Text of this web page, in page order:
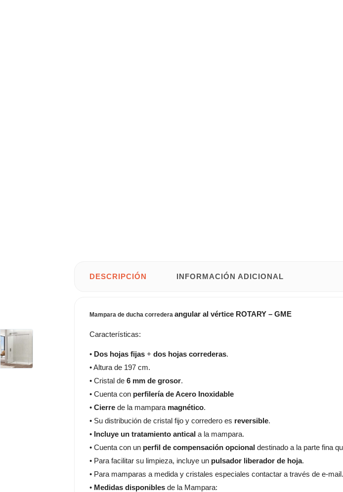
DESCRIPCIÓN INFORMACIÓN ADICIONAL
Mampara de ducha corredera angular al vértice ROTARY – GME
Características:
• Dos hojas fijas + dos hojas correderas.
• Altura de 197 cm.
• Cristal de 6 mm de grosor.
• Cuenta con perfilería de Acero Inoxidable
• Cierre de la mampara magnético.
• Su distribución de cristal fijo y corredero es reversible.
• Incluye un tratamiento antical a la mampara.
• Cuenta con un perfil de compensación opcional destinado a la parte fina
• Para facilitar su limpieza, incluye un pulsador liberador de hoja.
• Para mamparas a medida y cristales especiales contactar a través de e-mail.
• Medidas disponibles de la Mampara: